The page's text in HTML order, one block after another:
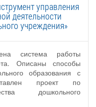
управления
деятельности
учреждения»
система работы
Описаны способы
образования с
проект по
дошкольного